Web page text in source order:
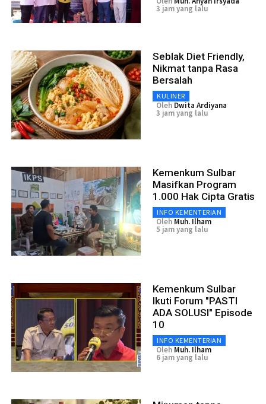
3 jam yang lalu
Seblak Diet Friendly,
Nikmat tanpa Rasa
Bersalah
KULINER
Oleh Dwita Ardiyana
3 jam yang lalu
Kemenkum Sulbar
Masifkan Program
1.000 Hak Cipta Gratis
INFO KEMENTERIAN
Oleh Muh. Ilham
5 jam yang lalu
Kemenkum Sulbar
Ikuti Forum "PASTI
ADA SOLUSI" Episode
10
INFO KEMENTERIAN
Oleh Muh. Ilham
6 jam yang lalu